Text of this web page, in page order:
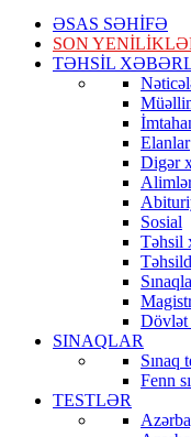
ƏSAS SƏHİFƏ
SON
TƏHSİL
Elanlar
Digər
Sosial
Təhsil
Dövlət
SINAQLAR
Sınaq
Fenn
TESTLƏR